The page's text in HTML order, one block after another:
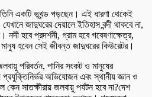
একটি ভূখন্ড পড়ছেন। এই ধারণা থেকেই
জাদুঘরের দেয়ালে ইতিহাস বন্দী থাকবে না,
নদী হবে প্রদর্শনী, গ্রাম হবে গবেষণাক্ষেত্র,
হবেন সেই জীবন্ত জাদুঘরের কিউরেটর।
পরিবর্তন, পানির সংকট ও মানুষের
অভিযোজন এবং স্থানীয় জ্ঞান ও
সাতক্ষীরায় জলবায়ু পর্যটন হবে না?দেশ